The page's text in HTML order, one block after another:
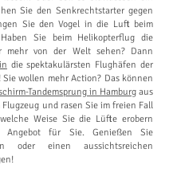
Sie den Senkrechtstarter gegen
Sie den Vogel in die Luft beim
Sie beim Helikopterflug die
mehr von der Welt sehen? Dann
die spektakulärsten Flughäfen der
wollen mehr Action? Das können
Tandemsprung in Hamburgaus
und rasen Sie im freien Fall
Weise Sie die Lüfte erobern
Angebot für Sie. Genießen Sie
oder einen aussichtsreichen